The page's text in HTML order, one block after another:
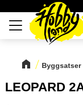
Meny
Byggsatser
LEOPARD